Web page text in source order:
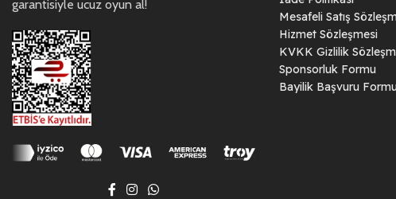
garantisiyle ucuz oyun al!
Mesafeli Satış
Hizmet Sözleşmesi
KVKK Gizlilik
Sponsorluk Formu
Bayilik Başvuru